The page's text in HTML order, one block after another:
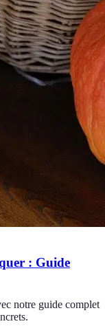
: Guide
notre guide complet